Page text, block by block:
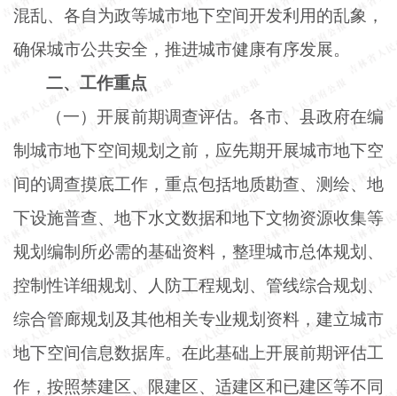
混乱、各自为政等城市地下空间开发利用的乱象，
确保城市公共安全，推进城市健康有序发展。
二、工作重点
（一）开展前期调查评估。各市、县政府在编
制城市地下空间规划之前，应先期开展城市地下空
间的调查摸底工作，重点包括地质勘查、测绘、地
下设施普查、地下水文数据和地下文物资源收集等
规划编制所必需的基础资料，整理城市总体规划、
控制性详细规划、人防工程规划、管线综合规划、
综合管廊规划及其他相关专业规划资料，建立城市
地下空间信息数据库。在此基础上开展前期评估工
作，按照禁建区、限建区、适建区和已建区等不同